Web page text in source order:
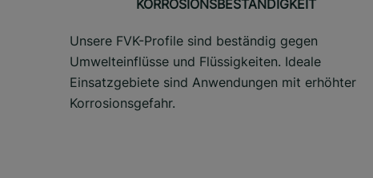
KORROSIONSBESTÄNDIGKEIT
Unsere FVK-Profile sind beständig gegen
Umwelteinflüsse und Flüssigkeiten. Ideale
Einsatzgebiete sind Anwendungen mit erhöhter
Korrosionsgefahr.